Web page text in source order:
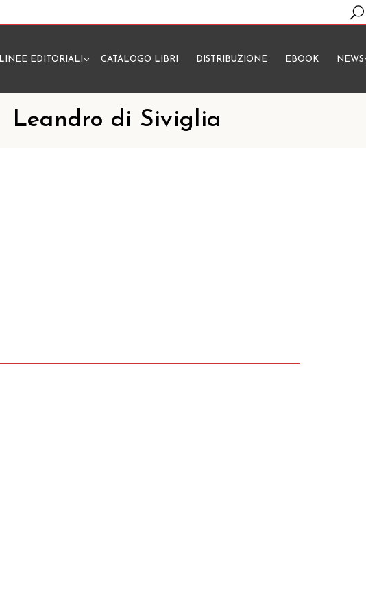
Nessun prodotto
LINEE EDITORIALI CATALOGO LIBRI DISTRIBUZIONE EBOOK NEWS
Leandro di Siviglia